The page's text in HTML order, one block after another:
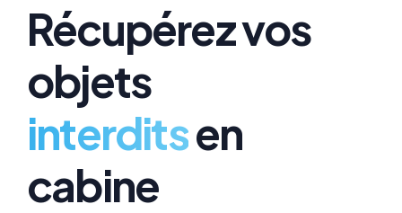
F.A.Q
Récupérer mon objet !
Récupérez vos
objets
interditsen
cabine